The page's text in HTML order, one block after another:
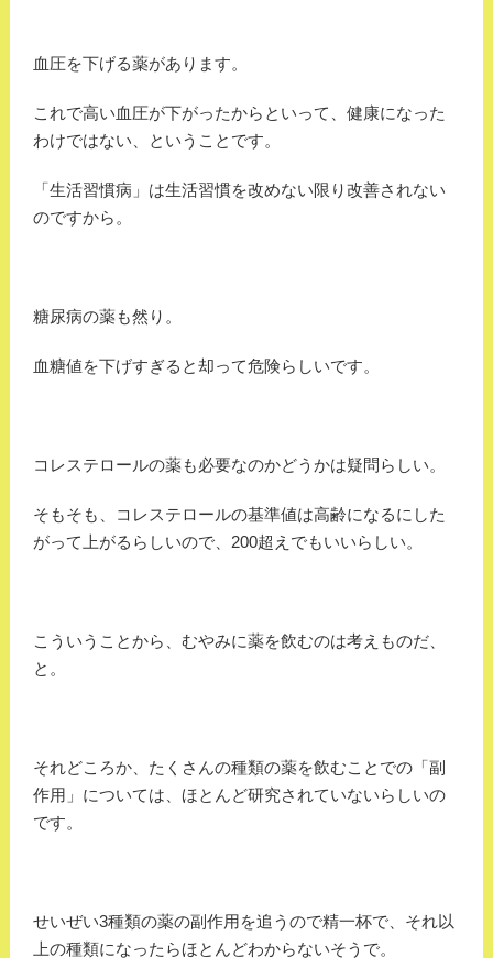
血圧を下げる薬があります。
これで高い血圧が下がったからといって、健康になった
わけではない、ということです。
「生活習慣病」は生活習慣を改めない限り改善されない
のですから。
糖尿病の薬も然り。
血糖値を下げすぎると却って危険らしいです。
コレステロールの薬も必要なのかどうかは疑問らしい。
そもそも、コレステロールの基準値は高齢になるにした
がって上がるらしいので、200超えでもいいらしい。
こういうことから、むやみに薬を飲むのは考えものだ、
と。
それどころか、たくさんの種類の薬を飲むことでの「副
作用」については、ほとんど研究されていないらしいの
です。
せいぜい3種類の薬の副作用を追うので精一杯で、それ以
上の種類になったらほとんどわからないそうで。